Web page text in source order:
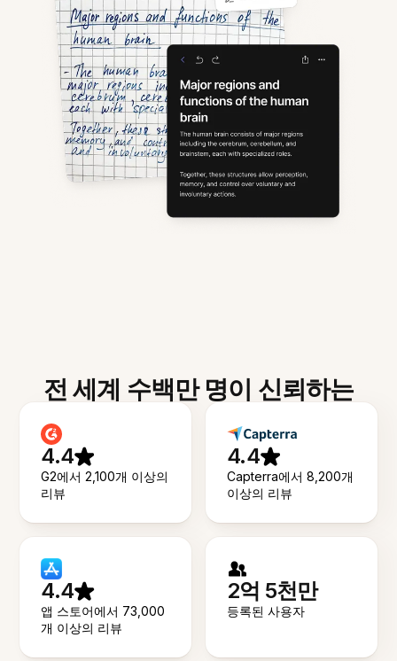
전 세계 수백만 명이 신뢰하는
4.4
G2에서 2,100개 이상의
리뷰
4.4
Capterra에서 8,200개
이상의 리뷰
4.4
앱 스토어에서 73,000
개 이상의 리뷰
2억 5천만
등록된 사용자